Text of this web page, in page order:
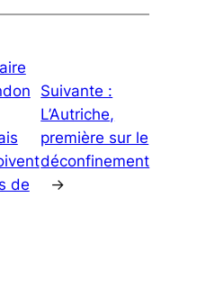
de
Suivante :
L’Autriche,
première sur le
déconfinement
→